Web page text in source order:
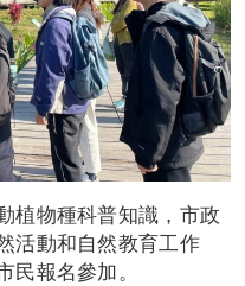
植物種科普知識，市政
活動和自然教育工作
報名參加。